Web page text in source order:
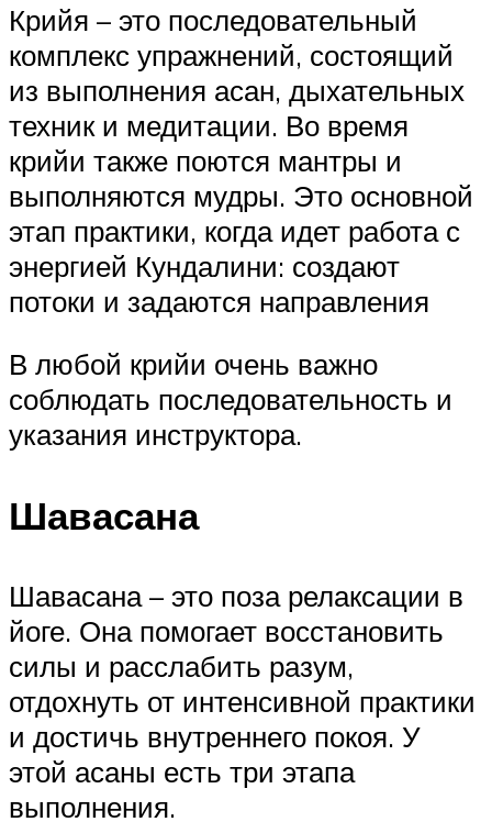
Крийя – это последовательный
комплекс упражнений, состоящий
из выполнения асан, дыхательных
техник и медитации. Во время
крийи также поются мантры и
выполняются мудры. Это основной
этап практики, когда идет работа с
энергией Кундалини: создают
потоки и задаются направления
В любой крийи очень важно
соблюдать последовательность и
указания инструктора.
Шавасана
Шавасана – это поза релаксации в
йоге. Она помогает восстановить
силы и расслабить разум,
отдохнуть от интенсивной практики
и достичь внутреннего покоя. У
этой асаны есть три этапа
выполнения.